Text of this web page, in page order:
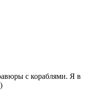
с кораблями. Я в